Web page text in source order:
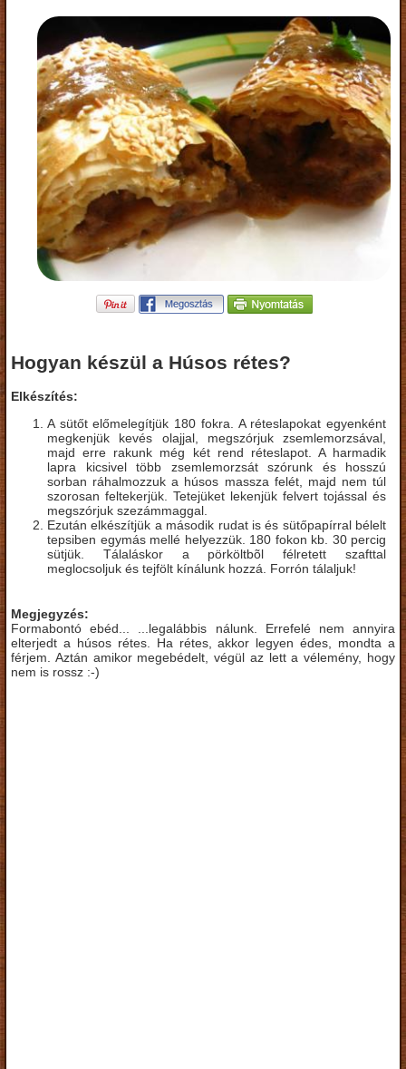
Hogyan készül a Húsos rétes?
Elkészítés:
A sütőt előmelegítjük 180 fokra. A réteslapokat egyenként
megkenjük kevés olajjal, megszórjuk zsemlemorzsával,
majd erre rakunk még két rend réteslapot. A harmadik
lapra kicsivel több zsemlemorzsát szórunk és hosszú
sorban ráhalmozzuk a húsos massza felét, majd nem túl
szorosan feltekerjük. Tetejüket lekenjük felvert tojással és
megszórjuk szezámmaggal.
Ezután elkészítjük a második rudat is és sütőpapírral bélelt
tepsiben egymás mellé helyezzük. 180 fokon kb. 30 percig
sütjük. Tálaláskor a pörköltbõl félretett szafttal
meglocsoljuk és tejfölt kínálunk hozzá. Forrón tálaljuk!
Megjegyzés:
Formabontó ebéd... ...legalábbis nálunk. Errefelé nem annyira
elterjedt a húsos rétes. Ha rétes, akkor legyen édes, mondta a
férjem. Aztán amikor megebédelt, végül az lett a vélemény, hogy
nem is rossz :-)